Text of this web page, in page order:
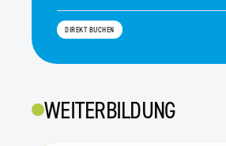
DIREKT BUCHEN
WEITERBILDUNG